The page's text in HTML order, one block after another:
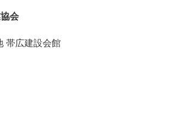
会
帯広建設会館